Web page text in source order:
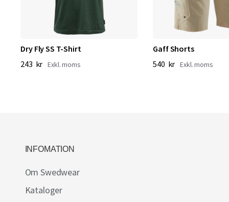
Dry Fly SS T-Shirt
243 kr
Gaff Shorts
540 kr
INFOMATION
Om Swedwear
Kataloger